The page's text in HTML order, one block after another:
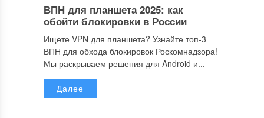
Отправляя сообщение, Вы разрешаете сбор и обработку
персональных данных.Политика конфиденциальности
ВПН для планшета 2025: как
обойти блокировки в России
Ищете VPN для планшета? Узнайте топ-3
ВПН для обхода блокировок Роскомнадзора!
Мы раскрываем решения для Android и...
Далее